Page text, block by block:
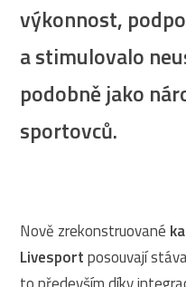
výkonnost,
a stimulovalo
podobně jako
sportovců.
Nově zrekonstruované
Livesportposouvají